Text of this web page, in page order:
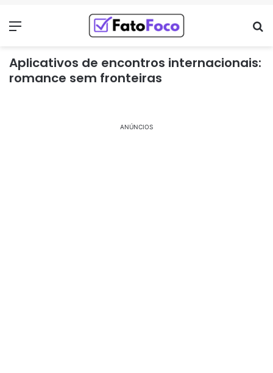
Menu
Aplicativos de encontros internacionais:
romance sem fronteiras
ANÚNCIOS